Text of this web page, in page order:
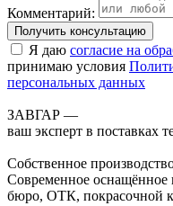
Комментарий:
Получить консультацию
Я даю согласие на
принимаю условия
персональных данных
ЗАВГАР —
ваш эксперт в поставках
Собственное
Современное оснащённое
бюро, ОТК, покрасочной